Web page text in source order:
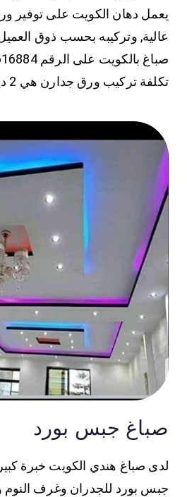
يعمل دهان الكويت على توفير
عالية, وتركيبه بحسب ذوق
تكلفةتركيب ورق جدارن هي 2 دينار للمتر الواحد.
صباغ جبس بورد
لدى صباغ هندي الكويت خبرة
جبس بورد للجدران وغرف النوم